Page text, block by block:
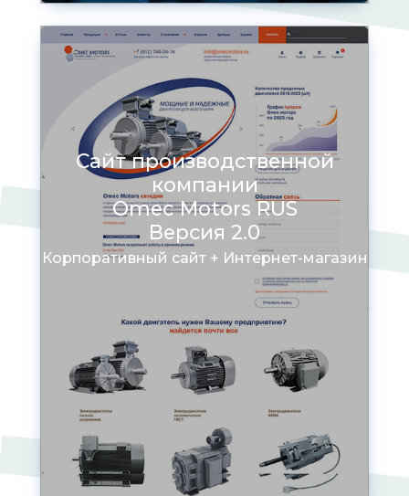
Сайт производственной
компании
Omec Motors RUS
Версия 2.0
Корпоративный сайт + Интернет-магазин